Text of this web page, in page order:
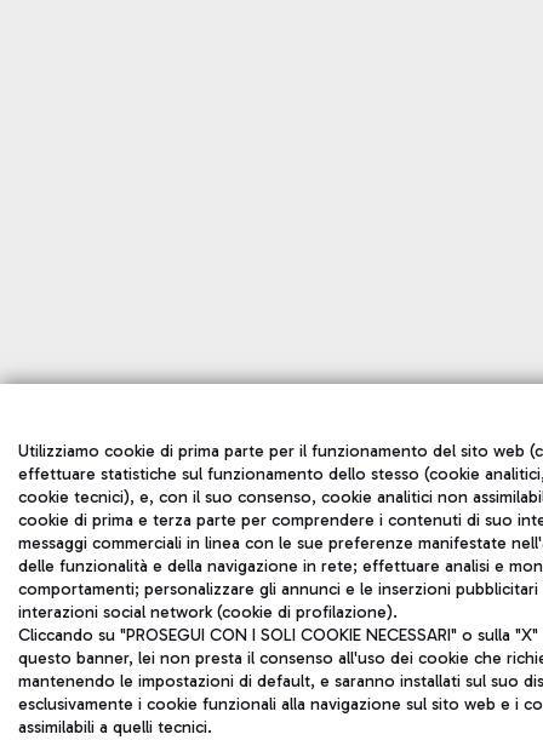
Utilizziamo cookie di prima parte per il funzionamento del sito web
effettuare statistiche sul funzionamento dello stesso (cookie
cookie tecnici), e, con il suo consenso, cookie analitici non
cookie di prima e terza parte per comprendere i contenuti di suo
messaggi commerciali in linea con le sue preferenze manifestate
delle funzionalità e della navigazione in rete; effettuare analisi e
comportamenti; personalizzare gli annunci e le inserzioni
interazioni social network (cookie di profilazione).
Cliccando su "PROSEGUI CON I SOLI COOKIE NECESSARI" o sulla
questo banner, lei non presta il consenso all'uso dei cookie che
mantenendo le impostazioni di default, e saranno installati sul suo
esclusivamente i cookie funzionali alla navigazione sul sito web e i
assimilabili a quelli tecnici.